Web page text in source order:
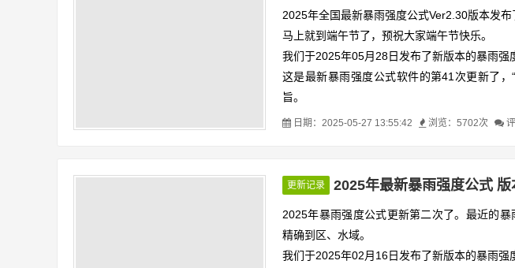
2025年全国最新暴雨强度公式Ver2.30版本发布
马上就到端午节了，预祝大家端午节快乐。
我们于2025年05月28日发布了新版本的暴雨强
这是最新暴雨强度公式软件的第41次更新了
旨。
这次主要更新了江苏省东台市暴雨强度公式，
日期：2025-05-27 13:55:42 浏览：5702次
更新记录 2025年最新暴雨强度公式
2025年暴雨强度公式更新第二次了。最近的暴
精确到区、水域。
我们于2025年02月16日发布了新版本的暴雨强